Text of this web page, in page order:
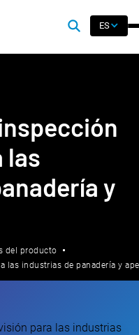
ES
las
y
del producto
las industrias de panadería y